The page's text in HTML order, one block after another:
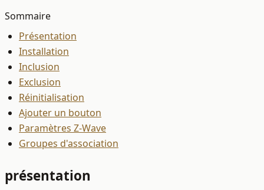
Sommaire
Présentation
Installation
Inclusion
Exclusion
Réinitialisation
Ajouter un bouton
Paramètres Z-Wave
Groupes d'association
présentation